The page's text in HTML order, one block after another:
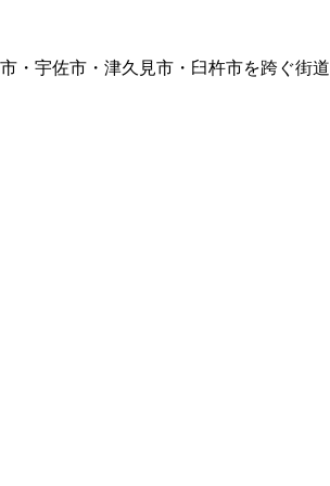
・宇佐市・津久見市・臼杵市を跨ぐ街道